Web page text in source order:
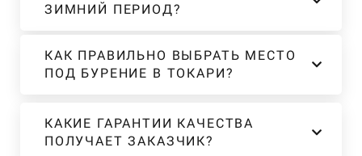
ЗИМНИЙ ПЕРИОД?
КАК ПРАВИЛЬНО ВЫБРАТЬ МЕСТО
ПОД БУРЕНИЕ В ТОКАРИ?
КАКИЕ ГАРАНТИИ КАЧЕСТВА
ПОЛУЧАЕТ ЗАКАЗЧИК?